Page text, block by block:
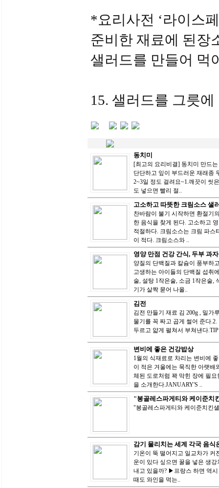
*요리사전 ‘라이스
준비한 재료에 된장
샐러드를 만들어 먹
15. 샐러드를 그릇에
동치미
[최고의 요리비결] 동치미 만드
단단하고 잎이 부드러운 재래종
2~3일 정도 걸려요~1.깨끗이 씻
도 넣으면 빨리 절..
고소하고 따뜻한 크림소스 샐
찬바람이 불기 시작하면 환절기
한 음식을 찾게 된다. 고소하고
적절하다. 크림소스는 크림 파스
이 적다. 크림소스와 ..
영양 만점 건강 간식, 두부 과자
양질의 단백질과 칼슘이 풍부하
고생하는 아이들의 단백질 섭취
술, 설탕 1작은술, 소금 1작은술,
기가 살짝 묻어 나올..
김전
김전 만들기 재료 김 200g , 밀가
물기를 꼭 짜고 곱게 썰어 준다
두르고 얇게 펼쳐서 부쳐낸다
변비에 좋은 건강밥상
1월의 식재료로 차리는 변비에
이 적은 겨울에는 묵직한 아랫배
체된 도로처럼 꽉 막힌 장에 필
을 소개한다.JANUARY'S ..
"봉골레스파게티와 케이준치
"봉골레스파게티와 케이준치킨
감기 물리치는 세계 각국 음식
기온이 뚝 떨어지고 일교차가 커
운이 있다 싶으면 꿀을 넣은 생
내고 있을까? ▶프랑스 하면 역시
때도 와인을 먹는..